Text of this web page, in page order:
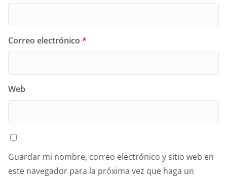
Correo electrónico *
Web
Guardar mi nombre, correo electrónico y sitio web en
este navegador para la próxima vez que haga un